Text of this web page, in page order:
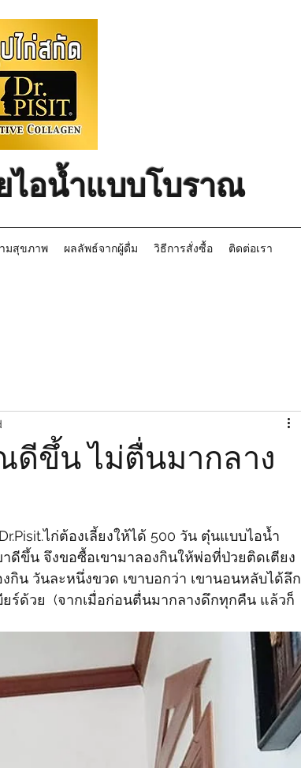
ไอน้ำแบบโบราณ
มสุขภาพ ผลลัพธ์จากผู้ดื่ม วิธีการสั่งซื้อ ติดต่อเรา
ดีขึ้น ไม่ตื่นมากลาง
ไก่ต้องเลี้ยงให้ได้​ 500 วัน​ ตุ๋นแบบไอน้ำ
ดีขึ้น​ จึงขอซื้อเขามาลองกิน​ให้พ่อที่ป่วยติดเตียง
กิน​ วันละ​หนึ่งขวด​ เขาบอกว่า​ เขานอนหลับได้ลึก​
ร์ด้วย  (จากเมื่อก่อนตื่นมากลางดึกทุกคืน แล้วก็